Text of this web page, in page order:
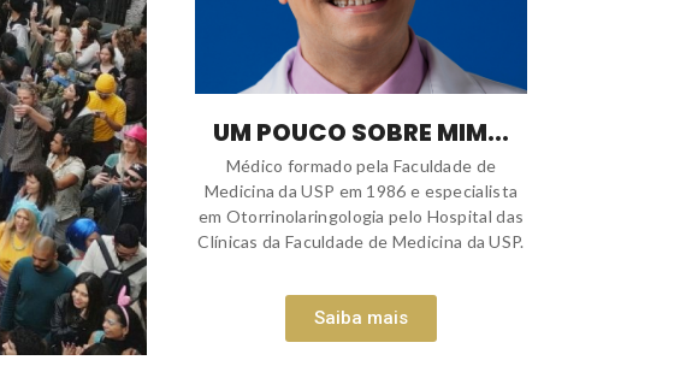
UM POUCO SOBRE MIM...
Médico formado pela Faculdade de
Medicina da USP em 1986 e especialista
em Otorrinolaringologia pelo Hospital das
Clínicas da Faculdade de Medicina da USP.
Saiba mais